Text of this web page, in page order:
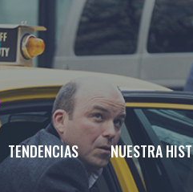
TENDENCIAS NUESTRA